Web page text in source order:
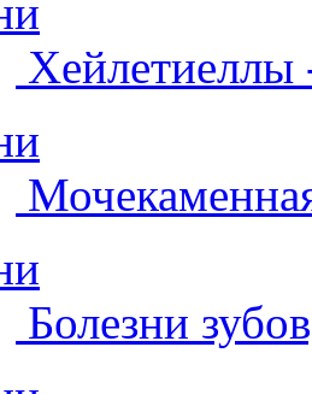
Болезни